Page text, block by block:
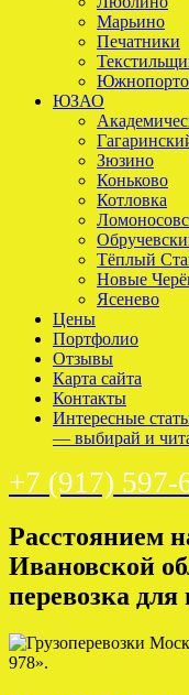
Марьино
Печатники
ЮЗАО
Зюзино
Коньково
Котловка
Тёплый
Новые
Ясенево
Цены
Портфолио
Отзывы
Карта сайта
Контакты
Интересные
— выбирай и
+7 (917) 597-
Расстоянием
Ивановской
перевозка для